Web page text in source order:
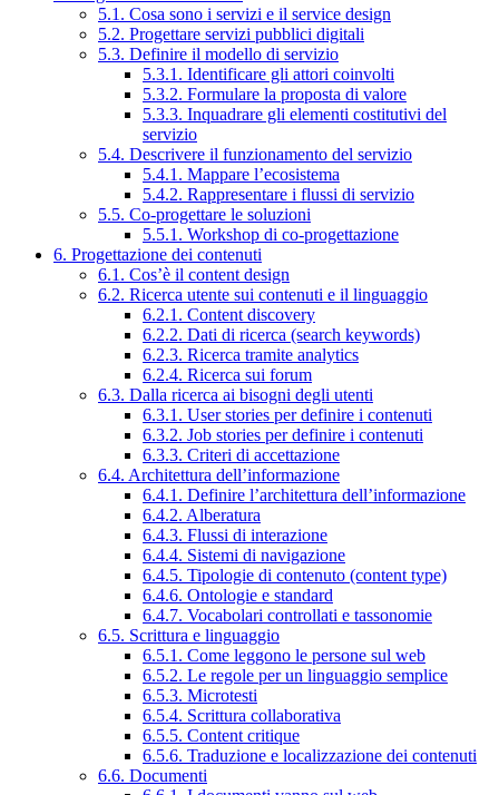
5.1. Cosa sono i servizi e il service design
5.2. Progettare servizi pubblici digitali
5.3. Definire il modello di servizio
5.3.1. Identificare gli attori coinvolti
5.3.2. Formulare la proposta di valore
5.3.3. Inquadrare gli elementi costitutivi del
servizio
5.4. Descrivere il funzionamento del servizio
5.4.1. Mappare l’ecosistema
5.4.2. Rappresentare i flussi di servizio
5.5. Co-progettare le soluzioni
5.5.1. Workshop di co-progettazione
6. Progettazione dei contenuti
6.1. Cos’è il content design
6.2. Ricerca utente sui contenuti e il linguaggio
6.2.1. Content discovery
6.2.2. Dati di ricerca (search keywords)
6.2.3. Ricerca tramite analytics
6.2.4. Ricerca sui forum
6.3. Dalla ricerca ai bisogni degli utenti
6.3.1. User stories per definire i contenuti
6.3.2. Job stories per definire i contenuti
6.3.3. Criteri di accettazione
6.4. Architettura dell’informazione
6.4.1. Definire l’architettura dell’informazione
6.4.2. Alberatura
6.4.3. Flussi di interazione
6.4.4. Sistemi di navigazione
6.4.5. Tipologie di contenuto (content type)
6.4.6. Ontologie e standard
6.4.7. Vocabolari controllati e tassonomie
6.5. Scrittura e linguaggio
6.5.1. Come leggono le persone sul web
6.5.2. Le regole per un linguaggio semplice
6.5.3. Microtesti
6.5.4. Scrittura collaborativa
6.5.5. Content critique
6.5.6. Traduzione e localizzazione dei contenuti
6.6. Documenti